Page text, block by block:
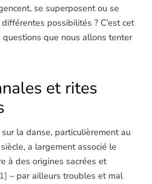
se superposent ou se
possibilités ? C’est cet
que nous allons tenter
et rites
la danse, particulièrement au
siècle, a largement associé le
à des origines sacrées et
– par ailleurs troubles et mal